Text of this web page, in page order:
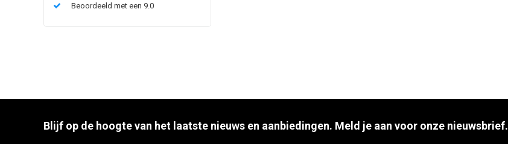
Beoordeeld met een 9.0
Blijf op de hoogte van het laatste nieuws en aanbiedingen. Meld je aan voor onze nieuwsbrief.